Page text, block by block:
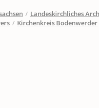
/ Landeskirchliches
/ Kirchenkreis Bodenwerder